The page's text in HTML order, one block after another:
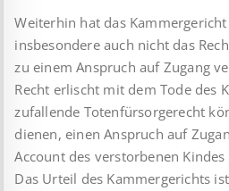
Weiterhin hat das
insbesondere auch nicht das
zu einem Anspruch auf Zugang
Recht erlischt mit dem Tode des
zufallende Totenfürsorgerecht
dienen, einen Anspruch auf
Account des verstorbenen
Das Urteil des Kammergerichts